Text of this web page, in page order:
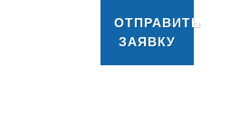
ОТПРАВИТЬ
ЗАЯВКУ